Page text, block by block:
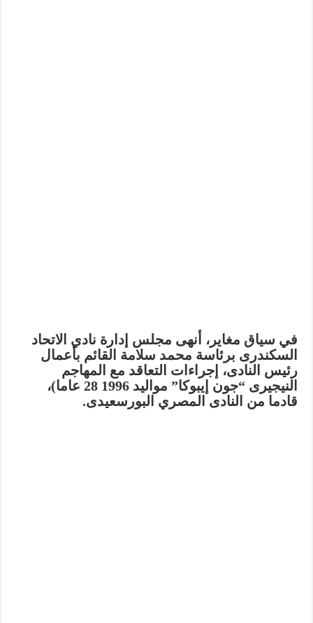
في سياق مغاير، أنهى مجلس إدارة نادي الاتحاد
السكندرى برئاسة محمد سلامة القائم بأعمال
رئيس النادى، إجراءات التعاقد مع المهاجم
النيجيرى “جون إيبوكا” مواليد 1996 28 عاما)،
قادما من النادى المصري البورسعيدى.